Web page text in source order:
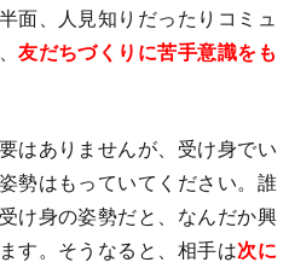
面、人見知りだったりコミュ
友だちづくりに苦手意識をも
はありませんが、受け身でい
勢はもっていてください。誰
け身の姿勢だと、なんだか興
す。そうなると、相手は次に